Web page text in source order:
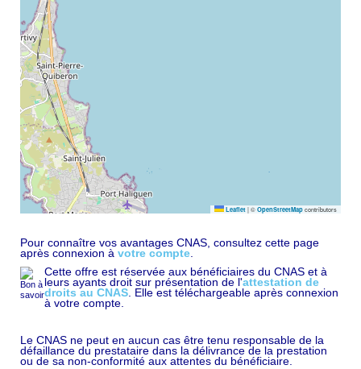
Leaflet |© OpenStreetMap contributors
Pour connaître vos avantages CNAS, consultez cette page
après connexion à votre compte.
Cette offre est réservée aux bénéficiaires du CNAS et à
leurs ayants droit sur présentation de l'attestation de
droits au CNAS. Elle est téléchargeable après connexion
à votre compte.
Le CNAS ne peut en aucun cas être tenu responsable de la
défaillance du prestataire dans la délivrance de la prestation
ou de sa non-conformité aux attentes du bénéficiaire.